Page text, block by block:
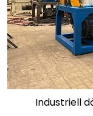
Industriell